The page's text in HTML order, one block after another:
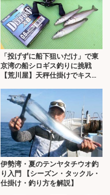
「投げずに船下狙いだけ」で東
京湾の船シロギス釣りに挑戦
【荒川屋】天秤仕掛けでキス約
伊勢湾・夏のテンヤタチウオ釣
り入門 【シーズン・タックル・
仕掛け・釣り方を解説】